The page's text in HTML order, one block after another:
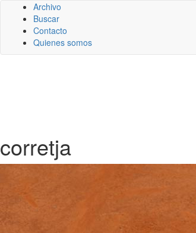
Archivo
Buscar
Contacto
Quienes somos
corretja